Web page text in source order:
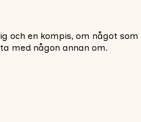
och en kompis, om något som
med någon annan om.